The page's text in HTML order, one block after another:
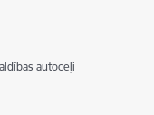
autoceļi